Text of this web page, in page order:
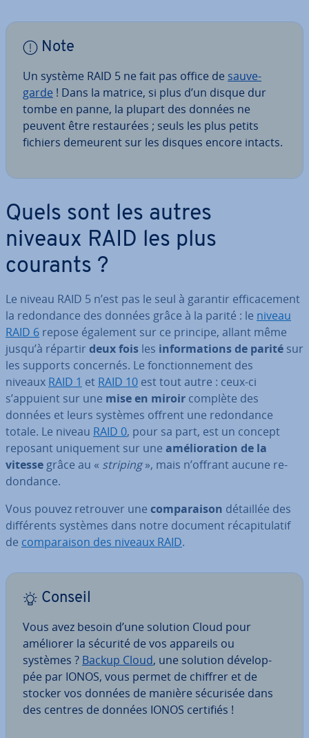
Note
Un système RAID 5 ne fait pas office de sau­ve­
garde ! Dans la matrice, si plus d’un disque dur
tombe en panne, la plupart des données ne
peuvent être res­tau­rées ; seuls les plus petits
fichiers demeurent sur les disques encore intacts.
Quels sont les autres
niveaux RAID les plus
courants ?
Le niveau RAID 5 n’est pas le seul à garantir ef­fi­ca­ce­ment
la re­don­dance des données grâce à la parité : le niveau
RAID 6 repose également sur ce principe, allant même
jusqu’à répartir deux fois les in­for­ma­tions de parité sur
les supports concernés. Le fonc­tion­ne­ment des
niveaux RAID 1 et RAID 10 est tout autre : ceux-ci
s’appuient sur une mise en miroir complète des
données et leurs systèmes offrent une re­don­dance
totale. Le niveau RAID 0, pour sa part, est un concept
reposant uni­que­ment sur une amé­lio­ra­tion de la
vitesse grâce au « striping», mais n’offrant aucune re­
don­dance.
Vous pouvez retrouver une com­pa­rai­son détaillée des
dif­fé­rents systèmes dans notre document ré­ca­pi­tu­la­tif
de com­pa­rai­son des niveaux RAID.
Conseil
Vous avez besoin d’une solution Cloud pour
améliorer la sécurité de vos appareils ou
systèmes ? Backup Cloud, une solution dé­ve­lop­
pée par IONOS, vous permet de chiffrer et de
stocker vos données de manière sécurisée dans
des centres de données IONOS certifiés !